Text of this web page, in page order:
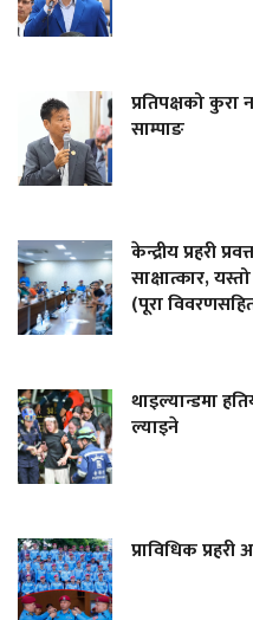
प्रतिपक्षको
साम्पाङ
केन्द्रीय प्रहरी
साक्षात्कार,
(पूरा
थाइल्यान्डमा
ल्याइने
प्राविधिक